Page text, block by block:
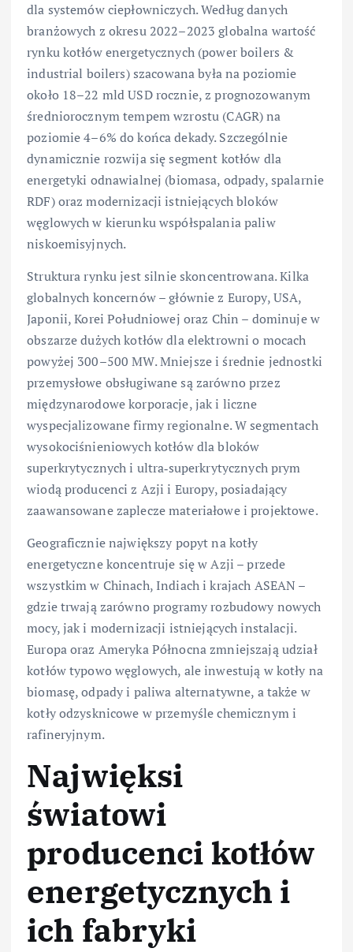
dla systemów ciepłowniczych. Według danych
branżowych z okresu 2022–2023 globalna wartość
rynku kotłów energetycznych (power boilers &
industrial boilers) szacowana była na poziomie
około 18–22 mld USD rocznie, z prognozowanym
średniorocznym tempem wzrostu (CAGR) na
poziomie 4–6% do końca dekady. Szczególnie
dynamicznie rozwija się segment kotłów dla
energetyki odnawialnej (biomasa, odpady, spalarnie
RDF) oraz modernizacji istniejących bloków
węglowych w kierunku współspalania paliw
niskoemisyjnych.
Struktura rynku jest silnie skoncentrowana. Kilka
globalnych koncernów – głównie z Europy, USA,
Japonii, Korei Południowej oraz Chin – dominuje w
obszarze dużych kotłów dla elektrowni o mocach
powyżej 300–500 MW. Mniejsze i średnie jednostki
przemysłowe obsługiwane są zarówno przez
międzynarodowe korporacje, jak i liczne
wyspecjalizowane firmy regionalne. W segmentach
wysokociśnieniowych kotłów dla bloków
superkrytycznych i ultra‑superkrytycznych prym
wiodą producenci z Azji i Europy, posiadający
zaawansowane zaplecze materiałowe i projektowe.
Geograficznie największy popyt na kotły
energetyczne koncentruje się w Azji – przede
wszystkim w Chinach, Indiach i krajach ASEAN –
gdzie trwają zarówno programy rozbudowy nowych
mocy, jak i modernizacji istniejących instalacji.
Europa oraz Ameryka Północna zmniejszają udział
kotłów typowo węglowych, ale inwestują w kotły na
biomasę, odpady i paliwa alternatywne, a także w
kotły odzysknicowe w przemyśle chemicznym i
rafineryjnym.
Najwięksi
światowi
producenci kotłów
energetycznych i
ich fabryki